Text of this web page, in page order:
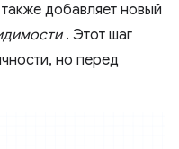
также добавляет новый
. Этот шаг
но перед